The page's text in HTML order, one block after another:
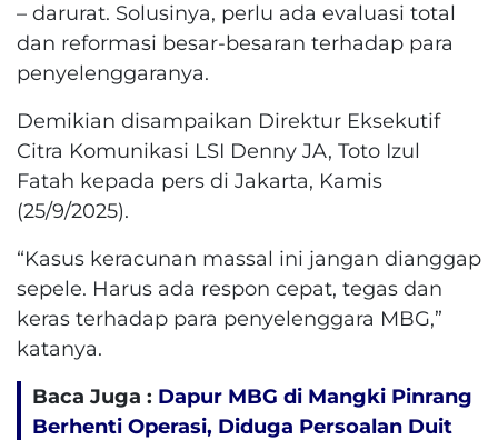
– darurat. Solusinya, perlu ada evaluasi total
dan reformasi besar-besaran terhadap para
penyelenggaranya.
Demikian disampaikan Direktur Eksekutif
Citra Komunikasi LSI Denny JA, Toto Izul
Fatah kepada pers di Jakarta, Kamis
(25/9/2025).
“Kasus keracunan massal ini jangan dianggap
sepele. Harus ada respon cepat, tegas dan
keras terhadap para penyelenggara MBG,”
katanya.
Baca Juga : Dapur MBG di Mangki Pinrang
Berhenti Operasi, Diduga Persoalan Duit